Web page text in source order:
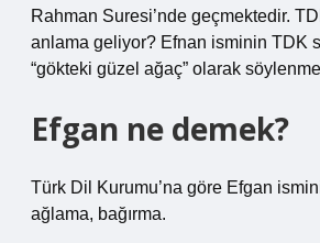
Rahman Suresi’nde geçmektedir.
anlama geliyor? Efnan isminin TDK
“gökteki güzel ağaç” olarak
Efgan ne demek?
Türk Dil Kurumu’na göre Efgan
ağlama, bağırma.